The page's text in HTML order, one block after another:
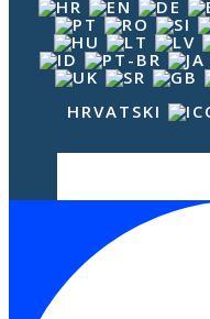
HRVATSKI